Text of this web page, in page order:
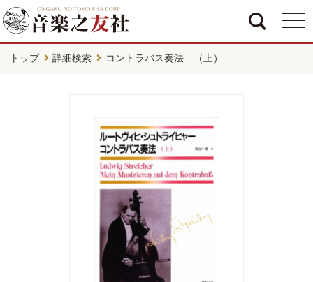
トップ 詳細検索 コントラバス奏法 （上）